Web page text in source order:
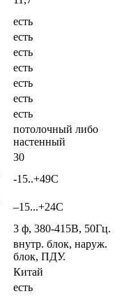
есть
есть
есть
есть
есть
есть
есть
потолочный либо
настенный
30
-15..+49С
–15...+24С
3 ф, 380-415В, 50Гц.
внутр. блок, наруж.
блок, ПДУ.
Китай
есть